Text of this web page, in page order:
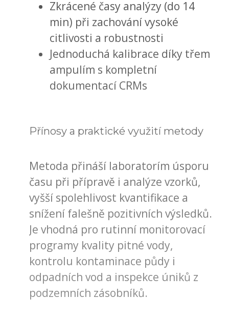
Zkrácené časy analýzy (do 14
min) při zachování vysoké
citlivosti a robustnosti
Jednoduchá kalibrace díky třem
ampulím s kompletní
dokumentací CRMs
Přínosy a praktické využití metody
Metoda přináší laboratorím úsporu
času při přípravě i analýze vzorků,
vyšší spolehlivost kvantifikace a
snížení falešně pozitivních výsledků.
Je vhodná pro rutinní monitorovací
programy kvality pitné vody,
kontrolu kontaminace půdy i
odpadních vod a inspekce úniků z
podzemních zásobníků.